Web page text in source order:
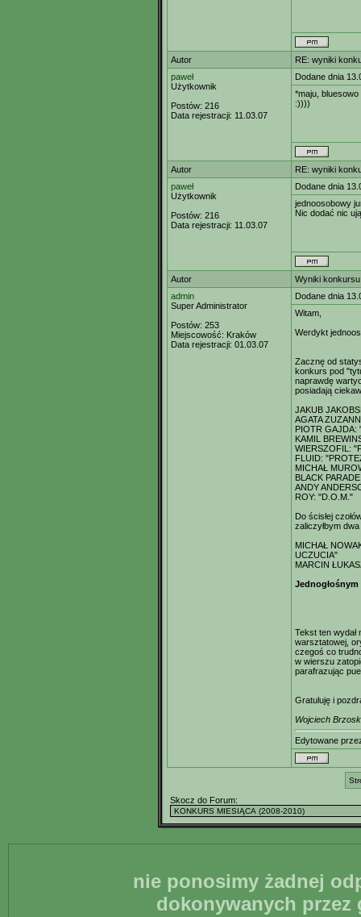
Autor
RE: wyniki
paweł
Użytkownik
Postów: 216
Data rejestracji: 11.03.07
Dodane dnia
*maju, bluesowo
:))))
Autor
RE: wyniki
paweł
Użytkownik
Postów: 216
Data rejestracji: 11.03.07
Dodane dnia
jednoosobowy
Nic dodać nic
Autor
Wyniki
admin
Super Administrator
Postów: 253
Miejscowość: Kraków
Data rejestracji: 01.03.07
Dodane dnia
Witam,
Werdykt
Zacznę od
konkurs pod
naprawdę
posiadają
JAKUB
AGATA
PIOTR GAJDA:
KAMIL
WIERSZOFIL:
FLUID:
MICHAŁ
BLACK
ANDY
ROY: "D.O.M."
Do ścisłej
zaliczyłbym
MICHAŁ
UCZUCIA"
MARCIN
Tekst ten
warsztatowej,
czegoś co
w wierszu
parafrazując
Gratuluję i
Wojciech
Edytowane
Skocz do Forum:
nie ponosimy żadnej
dokonywanych